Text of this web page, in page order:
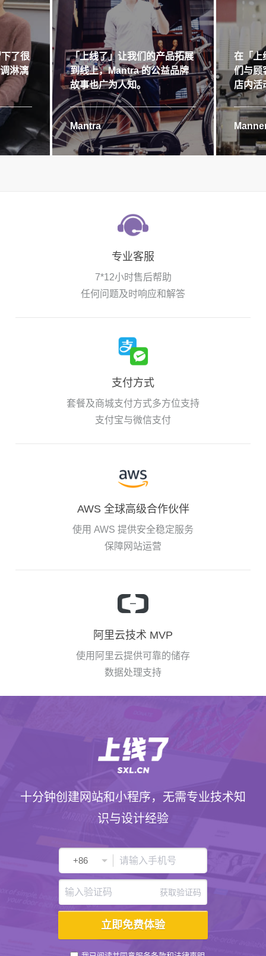
了很
淋漓
「上线了」让我们的产品拓展
到线上，Mantra 的公益品牌
故事也广为人知。
Mantra
在「上
们与顾
店内活
专业客服
7*12小时售后帮助
任何问题及时响应和解答
支付方式
套餐及商城支付方式多方位支持
支付宝与微信支付
AWS 全球高级合作伙伴
使用 AWS 提供安全稳定服务
保障网站运营
阿里云技术 MVP
使用阿里云提供可靠的储存
数据处理支持
十分钟创建网站和小程序，无需专业技术知
识与设计经验
获取验证码